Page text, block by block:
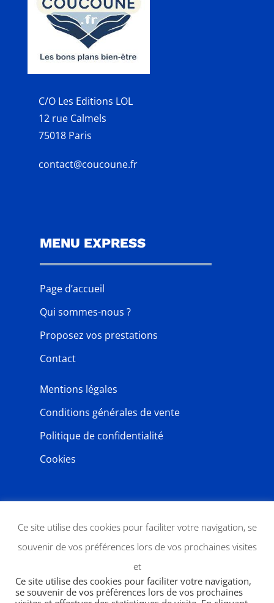
C/O Les Editions LOL
12 rue Calmels
75018 Paris
contact@coucoune.fr
MENU EXPRESS
Page d’accueil
Qui sommes-nous ?
Proposez vos prestations
Contact
Mentions légales
Conditions générales de vente
Politique de confidentialité
Cookies
Ce site utilise des cookies pour faciliter votre navigation, se
souvenir de vos préférences lors de vos prochaines visites
et
Ce site utilise des cookies pour faciliter votre navigation,
se souvenir de vos préférences lors de vos prochaines